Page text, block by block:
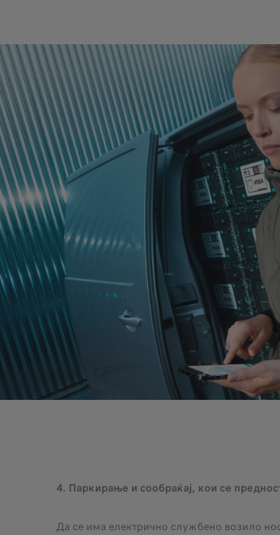
4. Паркирање и сообраќај, кои се
Да се има електрично службено возило